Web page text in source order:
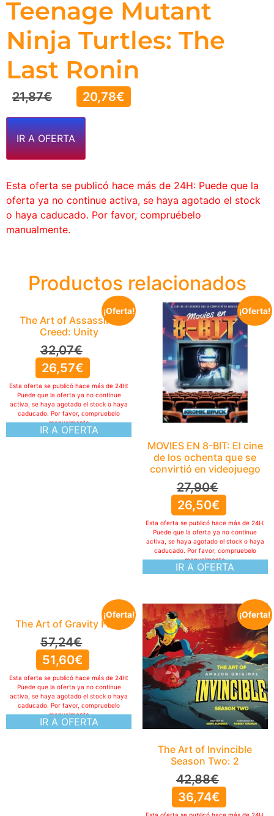
Teenage Mutant
Ninja Turtles: The
Last Ronin
21,87€ 20,78€
IR A OFERTA
Esta oferta se publicó hace más de 24H: Puede que la
oferta ya no continue activa, se haya agotado el stock
o haya caducado. Por favor, compruébelo
manualmente.
Productos relacionados
¡Oferta!
The Art of Assassin’s
Creed: Unity
32,07€
26,57€
IR A OFERTA
Esta oferta se publicó hace más de 24H:
Puede que la oferta ya no continue
activa, se haya agotado el stock o haya
caducado. Por favor, compruebelo
manualmente
¡Oferta!
MOVIES EN 8-BIT: El cine
de los ochenta que se
convirtió en videojuego
27,90€
26,50€
IR A OFERTA
Esta oferta se publicó hace más de 24H:
Puede que la oferta ya no continue
activa, se haya agotado el stock o haya
caducado. Por favor, compruebelo
manualmente
¡Oferta!
The Art of Gravity Falls
57,24€
51,60€
IR A OFERTA
Esta oferta se publicó hace más de 24H:
Puede que la oferta ya no continue
activa, se haya agotado el stock o haya
caducado. Por favor, compruebelo
manualmente
¡Oferta!
The Art of Invincible
Season Two: 2
42,88€
36,74€